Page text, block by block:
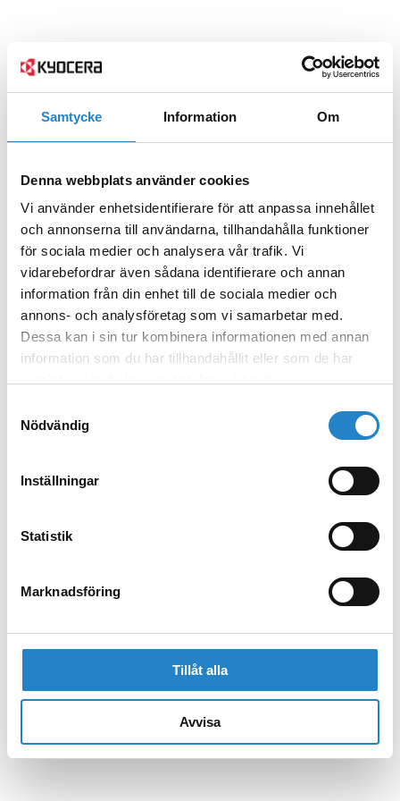
Samtycke Information Om
Denna webbplats använder cookies
Vi använder enhetsidentifierare för att anpassa innehållet
och annonserna till användarna, tillhandahålla funktioner
för sociala medier och analysera vår trafik. Vi
vidarebefordrar även sådana identifierare och annan
information från din enhet till de sociala medier och
annons- och analysföretag som vi samarbetar med.
Dessa kan i sin tur kombinera informationen med annan
information som du har tillhandahållit eller som de har
Nödvändig
Inställningar
Statistik
Marknadsföring
Tillåt alla
Avvisa